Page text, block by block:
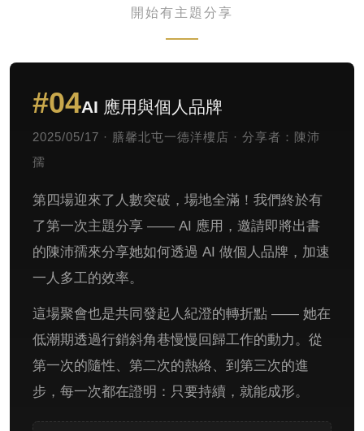
開始有主題分享
#04AI 應用與個人品牌
2025/05/17 · 膳馨北屯一德洋樓店 · 分享者：陳沛
孺
第四場迎來了人數突破，場地全滿！我們終於有
了第一次主題分享 —— AI 應用，邀請即將出書
的陳沛孺來分享她如何透過 AI 做個人品牌，加速
一人多工的效率。
這場聚會也是共同發起人紀澄的轉折點 —— 她在
低潮期透過行銷斜角巷慢慢回歸工作的動力。從
第一次的隨性、第二次的熱絡、到第三次的進
步，每一次都在證明：只要持續，就能成形。